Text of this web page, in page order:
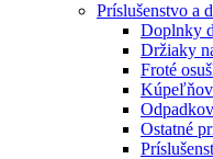
Príslušenstvo a
Doplnky
Držiaky
Froté
Ostatné